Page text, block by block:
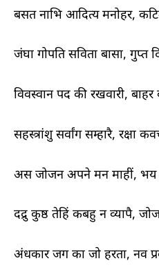
बसत नाभि आदित्य मनोहर,
जंघा गोपति सविता बासा, गुप्त
विवस्वान पद की रखवारी,
सहस्त्रांशु सर्वांग सम्हारै, रक्षा
अस जोजन अपने मन माहीं, भय
दद्रु कुष्ठ तेहिं कबहु न व्यापै,
अंधकार जग का जो हरता, नव